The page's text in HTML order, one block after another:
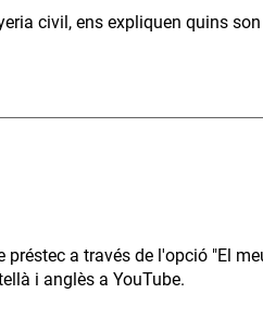
civil, ens expliquen quins
a través de l'opció "El
i anglès a YouTube.